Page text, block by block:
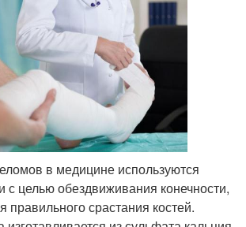
в медицине используются
с целью обездвиживания конечности,
правильного срастания костей.